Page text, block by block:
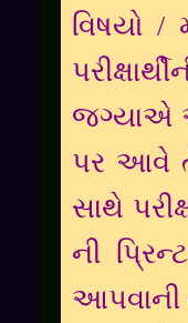
વિષયો /
જગ્યાએ
પર આવે તે
સાથે
ની
આપવાની